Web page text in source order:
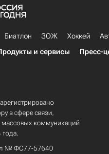
Биатлон ЗОЖ Хоккей
и сервисы Пресс-
в сфере связи,
коммуникаций
№ ФС77-57640